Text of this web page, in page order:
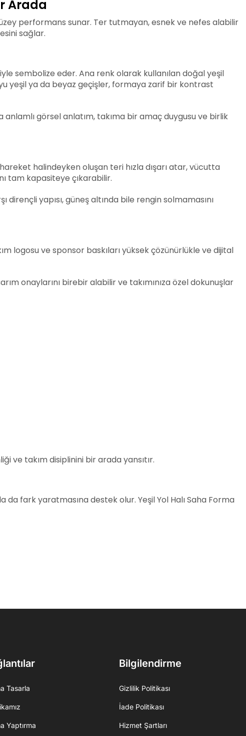
Arada
performans sunar. Ter tutmayan, esnek ve nefes alabilir
sağlar.
sembolize eder. Ana renk olarak kullanılan doğal yeşil
yeşil ya da beyaz geçişler, formaya zarif bir kontrast
görsel anlatım, takıma bir amaç duygusu ve birlik
halindeyken oluşan teri hızla dışarı atar, vücutta
tam kapasiteye çıkarabilir.
yapısı, güneş altında bile rengin solmamasını
logosu ve sponsor baskıları yüksek çözünürlükle ve dijital
onaylarını birebir alabilir ve takımınıza özel dokunuşlar
ve takım disiplinini bir arada yansıtır.
fark yaratmasına destek olur. Yeşil Yol Halı Saha Forma
Tasarla
Yaptırma
Bilgilendirme
Gizlilik Politikası
İade Politikası
Hizmet Şartları